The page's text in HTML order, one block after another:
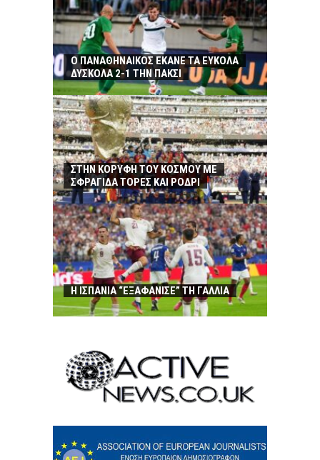
Ο ΠΑΝΑΘΗΝΑΙΚΟΣ ΕΚΑΝΕ ΤΑ ΕΥΚΟΛΑ
ΔΥΣΚΟΛΑ 2-1 ΤΗΝ ΠΑΚΣΙ
ΣΤΗΝ ΚΟΡΥΦΗ ΤΟΥ ΚΟΣΜΟΥ ΜΕ
ΣΦΡΑΓΙΔΑ ΤΟΡΕΣ ΚΑΙ ΡΟΔΡΙ
Η ΙΣΠΑΝΙΑ “ΕΞΑΦΑΝΙΣΕ” ΤΗ ΓΑΛΛΙΑ